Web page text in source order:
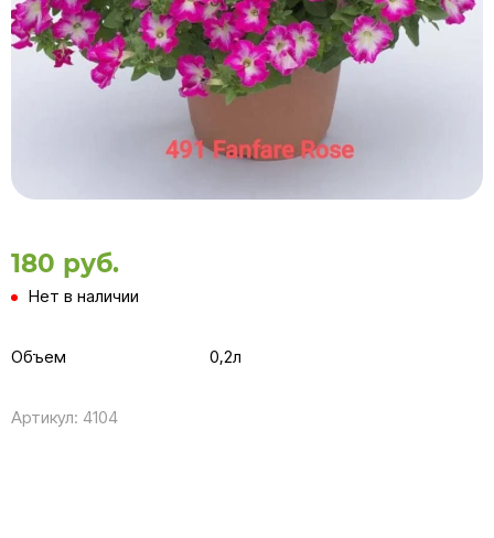
180 руб.
Нет в наличии
Объем 0,2л
Артикул: 4104